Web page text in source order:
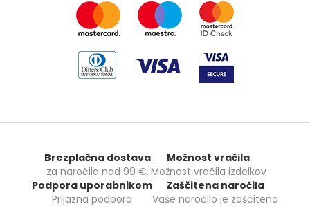
Brezplačna dostava
za naročila nad 99 €.
Možnost vračila
Možnost vračila izdelkov
Podpora uporabnikom
Prijazna podpora
Zaščitena naročila
Vaše naročilo je zaščiteno